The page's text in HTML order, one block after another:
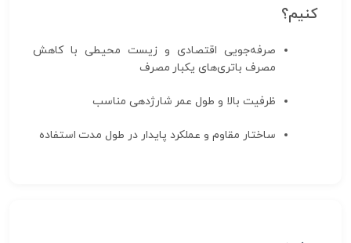
کنیم؟
صرفه‌جویی اقتصادی و زیست محیطی با کاهش
مصرف باتری‌های یکبار مصرف
ظرفیت بالا و طول عمر شارژدهی مناسب
ساختار مقاوم و عملکرد پایدار در طول مدت استفاده